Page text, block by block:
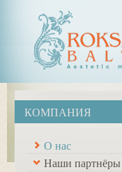
КОМПАНИЯ
О нас
Наши партнёры